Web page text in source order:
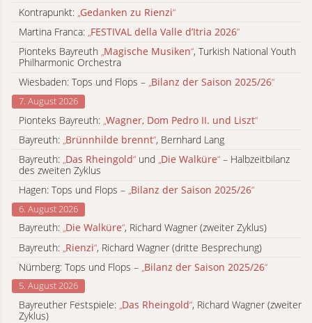
Kontrapunkt: „Gedanken zu Rienzi“
Martina Franca: „FESTIVAL della Valle d’Itria 2026“
Pionteks Bayreuth „Magische Musiken“, Turkish National Youth
Philharmonic Orchestra
Wiesbaden: Tops und Flops – „Bilanz der Saison 2025/26“
7. August 2026
Pionteks Bayreuth: „Wagner, Dom Pedro II. und Liszt“
Bayreuth: „Brünnhilde brennt“, Bernhard Lang
Bayreuth: „Das Rheingold“ und „Die Walküre“ – Halbzeitbilanz
des zweiten Zyklus
Hagen: Tops und Flops – „Bilanz der Saison 2025/26“
6. August 2026
Bayreuth: „Die Walküre“, Richard Wagner (zweiter Zyklus)
Bayreuth: Rienzi“, Richard Wagner (dritte Besprechung)
Nürnberg: Tops und Flops – Bilanz der Saison 2025/26“
5. August 2026
Bayreuther Festspiele: „Das Rheingold“, Richard Wagner (zweiter
Zyklus)